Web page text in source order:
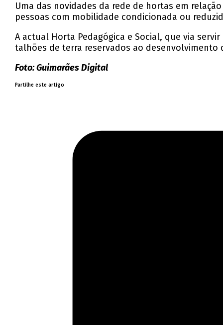
Uma das novidades da rede de hortas em
pessoas com mobilidade condicionada ou
A actual Horta Pedagógica e Social, que via
talhões de terra reservados ao
Foto: Guimarães Digital
Partilhe este artigo